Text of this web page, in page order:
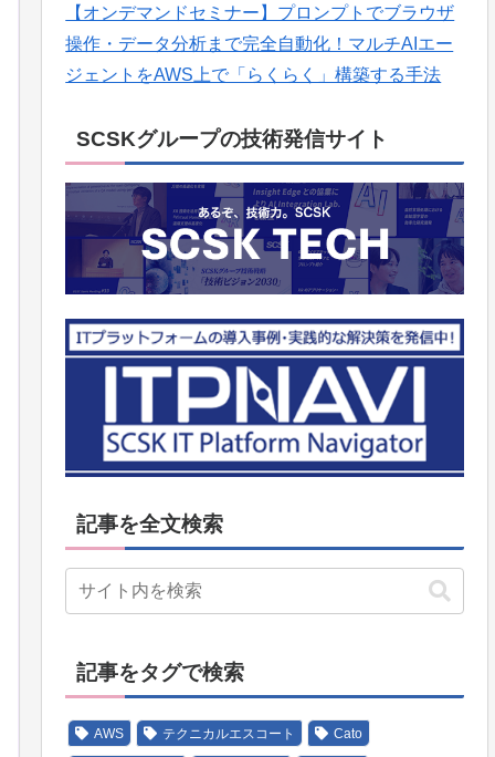
【オンデマンドセミナー】プロンプトでブラウザ
操作・データ分析まで完全自動化！マルチAIエー
ジェントをAWS上で「らくらく」構築する手法
SCSKグループの技術発信サイト
記事を全文検索
記事をタグで検索
AWS テクニカルエスコート Cato